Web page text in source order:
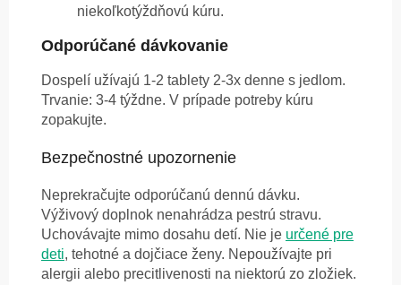
niekoľkotýždňovú kúru.
Odporúčané dávkovanie
Dospelí užívajú 1-2 tablety 2-3x denne s jedlom.
Trvanie: 3-4 týždne. V prípade potreby kúru
zopakujte.
Bezpečnostné upozornenie
Neprekračujte odporúčanú dennú dávku.
Výživový doplnok nenahrádza pestrú stravu.
Uchovávajte mimo dosahu detí. Nie je určené pre
deti, tehotné a dojčiace ženy. Nepoužívajte pri
alergii alebo precitlivenosti na niektorú zo zložiek.